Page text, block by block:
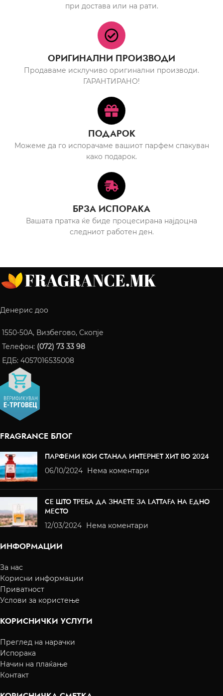
при достава или на рати.
ОРИГИНАЛНИ ПРОИЗВОДИ
Продаваме исклучиво оригинални производи.
ГАРАНТИРАНО!
ПОДАРОК
Можеме да го испорачаме вашиот парфем спакуван
како подарок.
БРЗА ИСПОРАКА
Вашата пратка ќе биде процесирана најдоцна
следниот работен ден.
Денерис доо
1550-50A, Визбегово, Скопје
Телефон: (072) 73 33 98
ЕДБ: 4057016535008
FRAGRANCE БЛОГ
ПАРФЕМИ КОИ СТАНАА ИНТЕРНЕТ ХИТ ВО 2024
06/10/2024 Нема коментари
СЕ ШТО ТРЕБА ДА ЗНАЕТЕ ЗА LATTAFA НА ЕДНО
МЕСТО
12/03/2024 Нема коментари
ИНФОРМАЦИИ
За нас
Корисни информации
Приватност
Услови за користење
КОРИСНИЧКИ УСЛУГИ
Преглед на нарачки
Испорака
Начин на плаќање
Контакт